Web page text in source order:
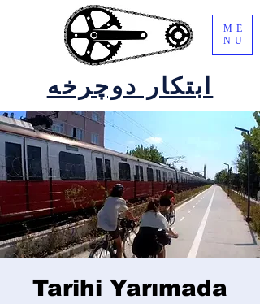
ابتکار دوچرخه
ME
NU
Tarihi Yarımada